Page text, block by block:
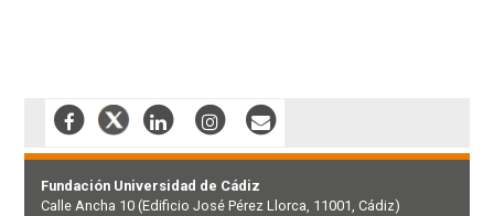
Fundación Universidad de Cádiz
Calle Ancha 10 (Edificio José Pérez Llorca, 11001, Cádiz)